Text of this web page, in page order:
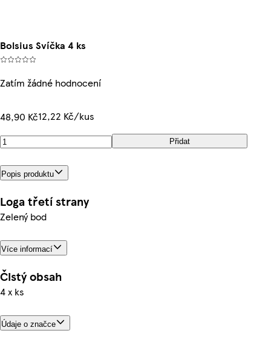
Bolsius Svíčka 4 ks
Zatím žádné hodnocení
48,90 Kč12,22 Kč/kus
Přidat
Popis produktu
Loga třetí strany
Zelený bod
Více informací
Čistý obsah
4 x ks
Údaje o značce